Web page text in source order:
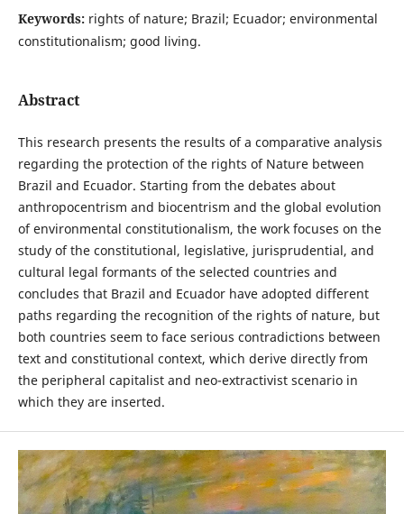
Keywords: rights of nature; Brazil; Ecuador; environmental
constitutionalism; good living.
Abstract
This research presents the results of a comparative analysis
regarding the protection of the rights of Nature between
Brazil and Ecuador. Starting from the debates about
anthropocentrism and biocentrism and the global evolution
of environmental constitutionalism, the work focuses on the
study of the constitutional, legislative, jurisprudential, and
cultural legal formants of the selected countries and
concludes that Brazil and Ecuador have adopted different
paths regarding the recognition of the rights of nature, but
both countries seem to face serious contradictions between
text and constitutional context, which derive directly from
the peripheral capitalist and neo-extractivist scenario in
which they are inserted.